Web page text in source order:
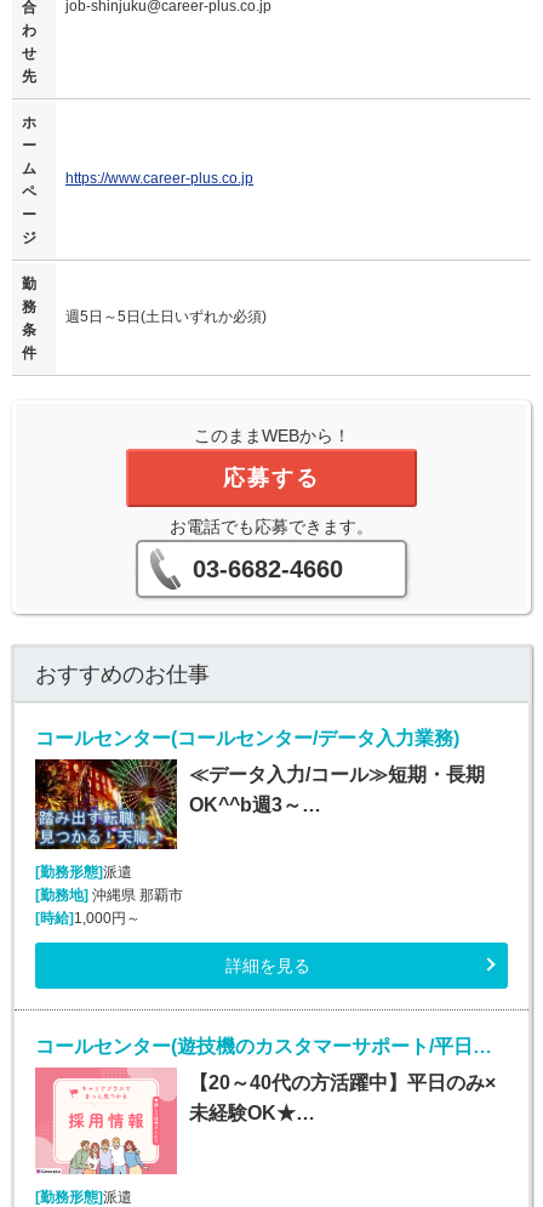
合
わ
せ
先
job-shinjuku@career-plus.co.jp
ホ
ー
ム
ペ
ー
ジ
https://www.career-plus.co.jp
勤
務
条
件
週5日～5日(土日いずれか必須)
このままWEBから！
応募する
お電話でも応募できます。
03-6682-4660
おすすめのお仕事
コールセンター(コールセンター/データ入力業務)
≪データ入力/コール≫短期・長期
OK^^b週3～…
[勤務形態]派遣
[勤務地] 沖縄県 那覇市
[時給] 1,000円～
詳細を見る
コールセンター(遊技機のカスタマーサポート/平日のみ/長期)
【20～40代の方活躍中】平日のみ×
未経験OK★…
[勤務形態]派遣